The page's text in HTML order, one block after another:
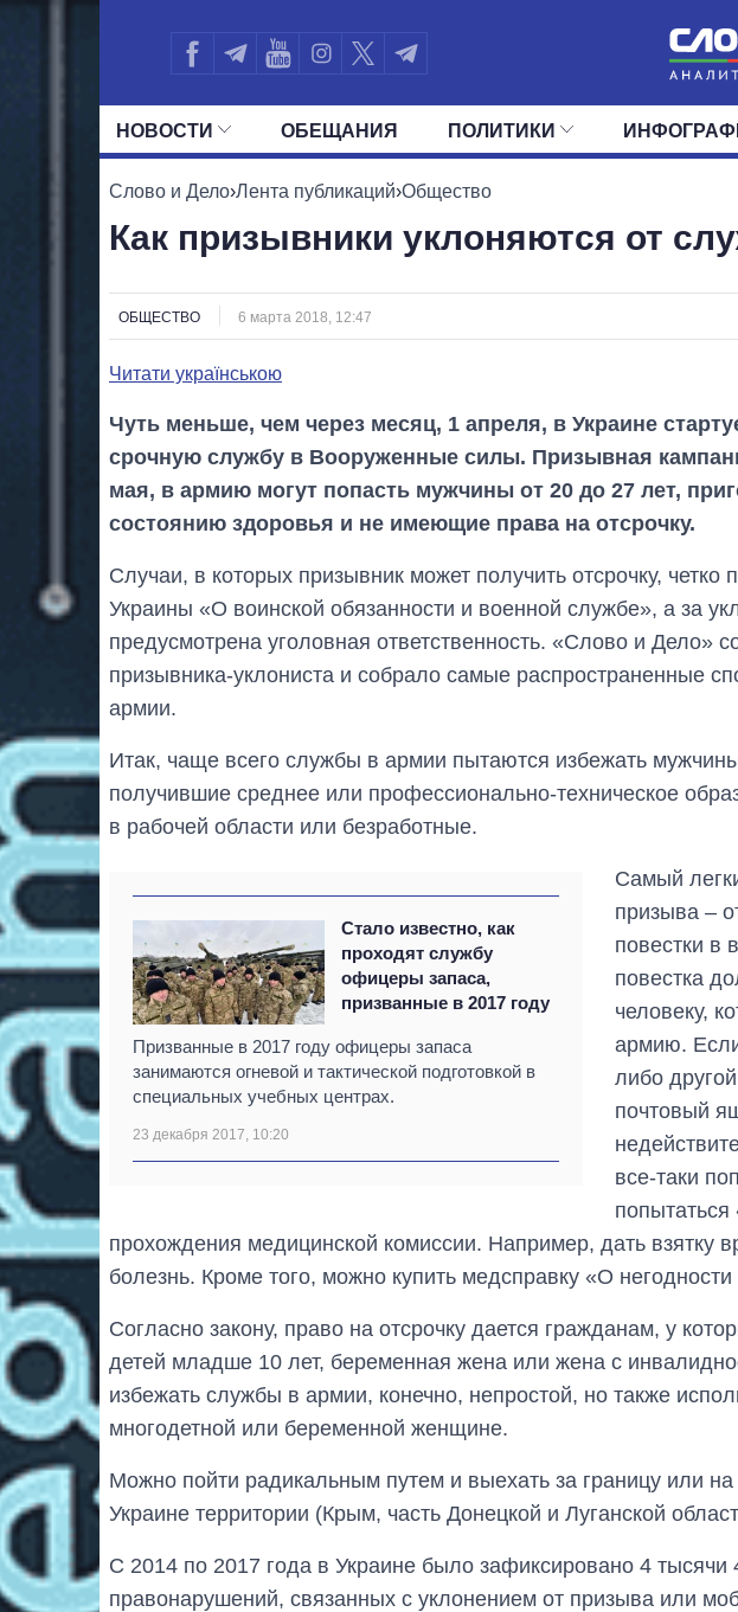
НОВОСТИ
ПОЛИТИКА
ОБЕЩАНИЯ ПОЛИТИКИ
ВСЕ ПОЛИТИКИ ПРЕЗИДЕНТ И ОФИС
ДЕПУТАТЫ
Слово и Дело›Лента публикаций›Общество
Как призывники уклоняются от
ОБЩЕСТВО 6 марта 2018, 12:47
Читати українською
Чуть меньше, чем через месяц, 1 апреля, в Украине
срочную службу в Вооруженные силы. Призывная
мая, в армию могут попасть мужчины от 20 до 27 лет,
состоянию здоровья и не имеющие права на отсрочку.
Случаи, в которых призывник может получить отсрочку, четко
Украины «О воинской обязанности и военной службе», а за
предусмотрена уголовная ответственность. «Слово и Дело»
призывника-уклониста и собрало самые распространенные
армии.
Итак, чаще всего службы в армии пытаются избежать
получившие среднее или профессионально-техническое
в рабочей области или безработные.
Стало известно, как
проходят службу
офицеры запаса,
призванные в 2017 году
Призванные в 2017 году офицеры запаса
занимаются огневой и тактической подготовкой в
специальных учебных центрах.
23 декабря 2017, 10:20
Самый
призыва –
повестки в
повестка
человеку,
армию.
либо
почтовый
все-таки
попытаться
прохождения медицинской комиссии. Например, дать взятку
болезнь. Кроме того, можно купить медсправку «О
Согласно закону, право на отсрочку дается гражданам, у
детей младше 10 лет, беременная жена или жена с
избежать службы в армии, конечно, непростой, но также
многодетной или беременной женщине.
Можно пойти радикальным путем и выехать за границу или
Украине территории (Крым, часть Донецкой и Луганской
С 2014 по 2017 года в Украине было зафиксировано 4 тысячи
правонарушений, связанных с уклонением от призыва или